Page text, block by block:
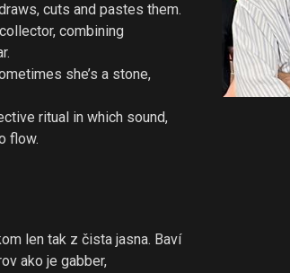
cuts and pastes them.
combining
she’s a stone,
ritual in which sound,
flow.
len tak z čista jasna. Baví
ako je gabber,